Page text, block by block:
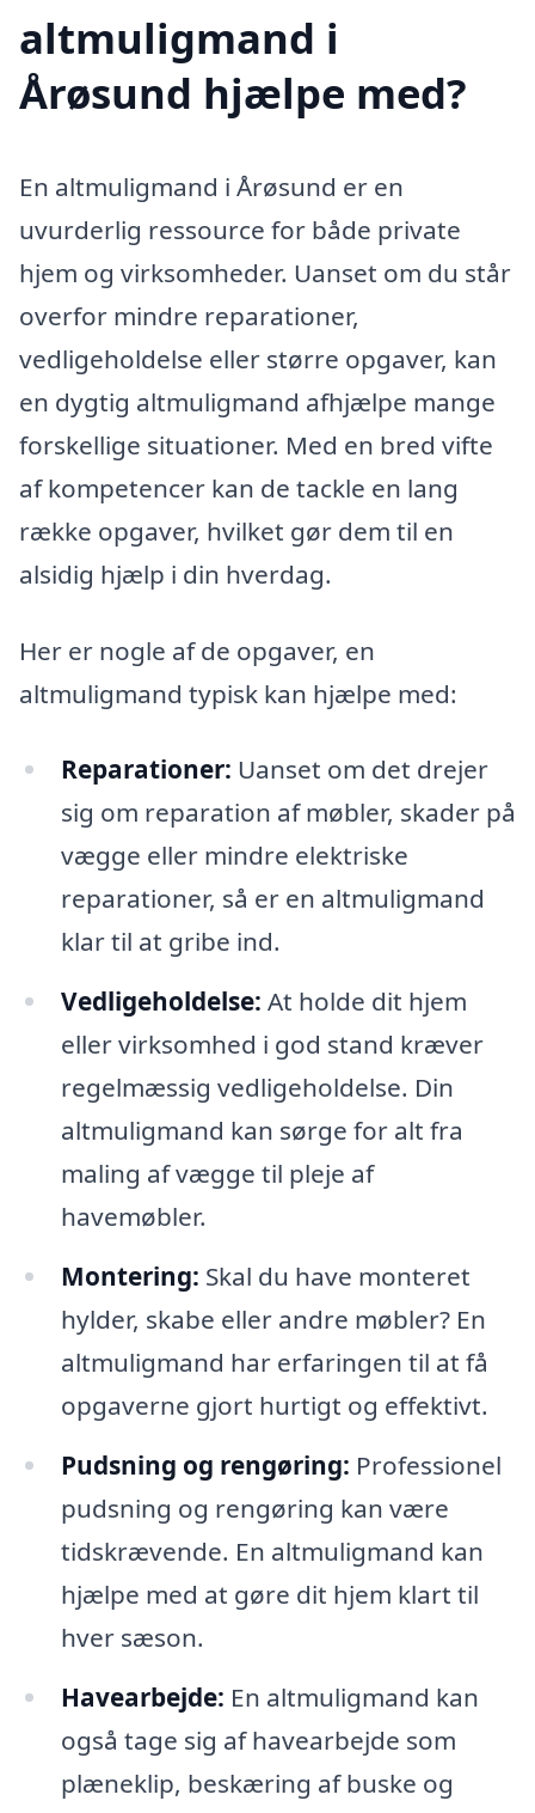
altmuligmand i
Årøsund hjælpe med?
En altmuligmand i Årøsund er en
uvurderlig ressource for både private
hjem og virksomheder. Uanset om du står
overfor mindre reparationer,
vedligeholdelse eller større opgaver, kan
en dygtig altmuligmand afhjælpe mange
forskellige situationer. Med en bred vifte
af kompetencer kan de tackle en lang
række opgaver, hvilket gør dem til en
alsidig hjælp i din hverdag.
Her er nogle af de opgaver, en
altmuligmand typisk kan hjælpe med:
Reparationer: Uanset om det drejer
sig om reparation af møbler, skader på
vægge eller mindre elektriske
reparationer, så er en altmuligmand
klar til at gribe ind.
Vedligeholdelse: At holde dit hjem
eller virksomhed i god stand kræver
regelmæssig vedligeholdelse. Din
altmuligmand kan sørge for alt fra
maling af vægge til pleje af
havemøbler.
Montering: Skal du have monteret
hylder, skabe eller andre møbler? En
altmuligmand har erfaringen til at få
opgaverne gjort hurtigt og effektivt.
Pudsning og rengøring: Professionel
pudsning og rengøring kan være
tidskrævende. En altmuligmand kan
hjælpe med at gøre dit hjem klart til
hver sæson.
Havearbejde: En altmuligmand kan
også tage sig af havearbejde som
plæneklip, beskæring af buske og